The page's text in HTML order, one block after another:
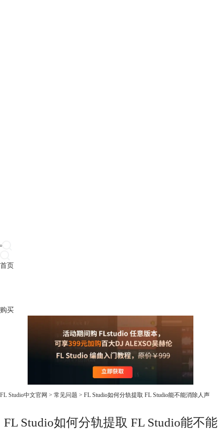
首页
购买
FL Studio中文官网 > 常见问题 > FL Studio如何分轨提取 FL Studio能不能消除人声
FL Studio如何分轨提取 FL Studio能不能